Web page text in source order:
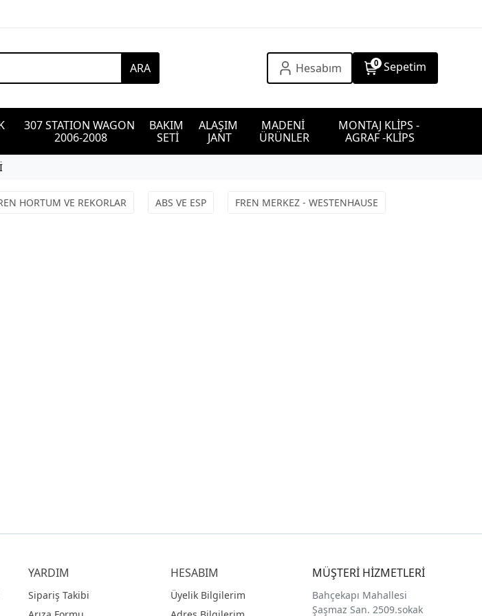
ARA Hesabım 0 Sepetim
307 STATION WAGON
2006-2008
BAKIM
SETİ
ALAŞIM
JANT
MADENİ
ÜRÜNLER
MONTAJ KLİPS -
AGRAF -KLİPS
HORTUM VE REKORLAR ABS VE ESP FREN MERKEZ - WESTENHAUSE
YARDIM
Sipariş Takibi
HESABIM
Üyelik Bilgilerim
MÜŞTERİ HİZMETLERİ
Bahçekapı Mahallesi
Şaşmaz San. 2509.sokak